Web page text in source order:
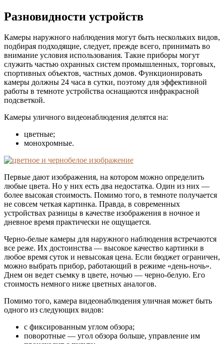
Разновидности устройств
Камеры наружного наблюдения могут быть нескольких видов,
подбирая подходящие, следует, прежде всего, принимать во
внимание условия использования. Такие приборы могут
служить частью охранных систем промышленных, торговых,
спортивных объектов, частных домов. Функционировать
камеры должны 24 часа в сутки, поэтому для эффективной
работы в темноте устройства оснащаются инфракрасной
подсветкой.
Камеры уличного видеонаблюдения делятся на:
цветные;
монохромные.
Первые дают изображения, на котором можно определить
любые цвета. Но у них есть два недостатка. Один из них —
более высокая стоимость. Помимо того, в темноте получается
не совсем четкая картинка. Правда, в современных
устройствах разницы в качестве изображения в ночное и
дневное время практически не ощущается.
Черно-белые камеры для наружного наблюдения встречаются
все реже. Их достоинства — высокое качество картинки в
любое время суток и невысокая цена. Если бюджет ограничен,
можно выбрать прибор, работающий в режиме «день-ночь».
Днем он ведет съемку в цвете, ночью — черно-белую. Его
стоимость немного ниже цветных аналогов.
Помимо того, камера видеонаблюдения уличная может быть
одного из следующих видов:
с фиксированным углом обзора;
поворотные — угол обзора больше, управление им